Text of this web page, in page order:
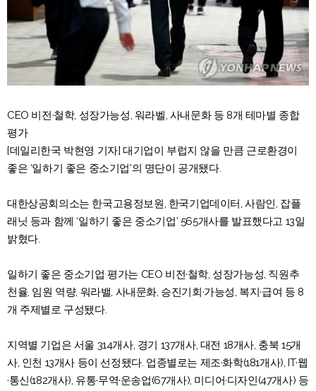
CEO 비전·철학, 성장가능성, 워라벨, 사내문화 등 8개 테마별 종합
평가
[데일리한국 박현영 기자] 대기업이 부럽지 않을 만큼 근로환경이
좋은 ‘일하기 좋은 중소기업’의 명단이 공개됐다.
대한상공회의소는 한국고용정보원, 한국기업데이터, 사람인, 잡플
래닛 등과 함께 ‘일하기 좋은 중소기업’ 565개사를 발표했다고 13일
밝혔다.
일하기 좋은 중소기업 평가는 CEO 비전·철학, 성장가능성, 직원추
천율, 임원 역량, 워라밸, 사내문화, 승진기회·가능성, 복지·급여 등 8
개 주제별로 구성됐다.
지역별 기업은 서울 314개사, 경기 137개사, 대전 18개사, 충북 15개
사, 인천 13개사 등이 선정됐다. 업종별로는 제조·화학(181개사), IT·웹
·통신(182개사), 유통·무역·운송업(67개사), 미디어·디자인(47개사) 등